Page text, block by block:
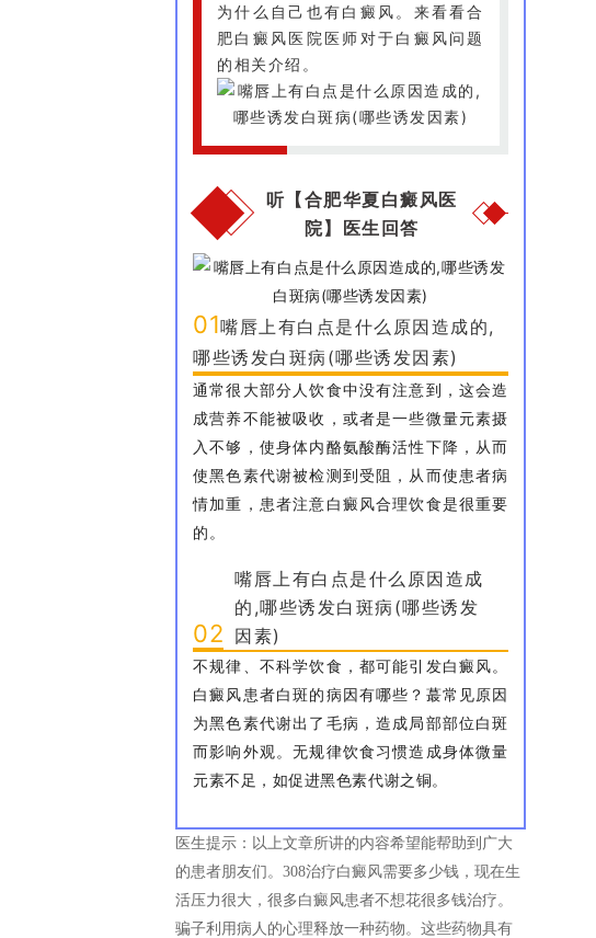
为什么自己也有白癜风。来看看合
肥白癜风医院医师对于白癜风问题
的相关介绍。
听【合肥华夏白癜风医
院】医生回答
01嘴唇上有白点是什么原因造成的,
哪些诱发白斑病(哪些诱发因素)
通常很大部分人饮食中没有注意到，这会造
成营养不能被吸收，或者是一些微量元素摄
入不够，使身体内酪氨酸酶活性下降，从而
使黑色素代谢被检测到受阻，从而使患者病
情加重，患者注意白癜风合理饮食是很重要
的。
02
嘴唇上有白点是什么原因造成
的,哪些诱发白斑病(哪些诱发
因素)
不规律、不科学饮食，都可能引发白癜风。
白癜风患者白斑的病因有哪些？蕞常见原因
为黑色素代谢出了毛病，造成局部部位白斑
而影响外观。无规律饮食习惯造成身体微量
元素不足，如促进黑色素代谢之铜。
医生提示：以上文章所讲的内容希望能帮助到广大
的患者朋友们。308治疗白癜风需要多少钱，现在生
活压力很大，很多白癜风患者不想花很多钱治疗。
骗子利用病人的心理释放一种药物。这些药物具有